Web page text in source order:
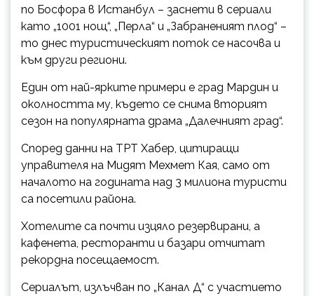
по Босфора в Истанбул – заснети в сериали
като „1001 нощ“, „Перла“ и „Забраненият плод“ –
то днес туристическият поток се насочва и
към други региони.
Един от най-ярките примери е град Мардин и
околността му, където се снима вторият
сезон на популярната драма „Далечният град“.
Според данни на ТРТ Хабер, цитиращи
управителя на Мидят Мехмет Кая, само от
началото на годината над 3 милиона туристи
са посетили района.
Хотелите са почти изцяло резервирани, а
кафенета, ресторанти и базари отчитат
рекордна посещаемост.
Сериалът, излъчван по „Канал Д“ с участието